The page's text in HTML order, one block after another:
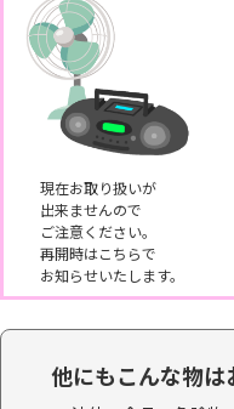
現在お取り扱いが
出来ませんので
ご注意ください。
再開時はこちらで
お知らせいたします。
他にもこんな物は